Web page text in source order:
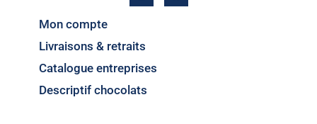
Mon compte
Livraisons & retraits
Catalogue entreprises
Descriptif chocolats